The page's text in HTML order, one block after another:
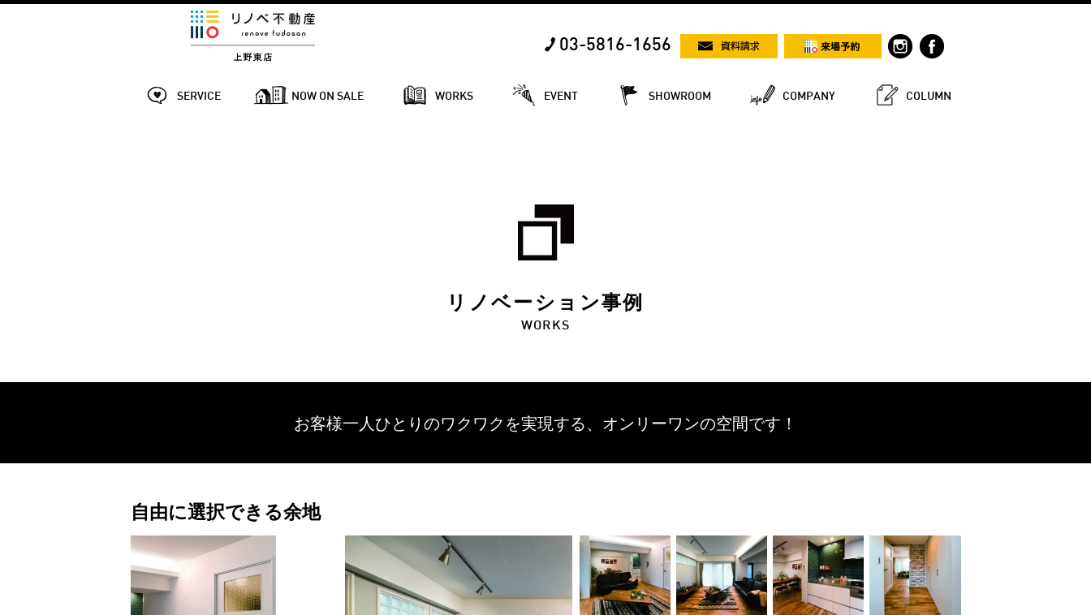
03-5816-1656
SERVICE NOW ON SALE WORKS EVENT SHOWROOM COMPANY COLUMN
リノベーション事例
WORKS
お客様一人ひとりのワクワクを実現する、 オンリーワンの空間です！
自由に選択できる余地